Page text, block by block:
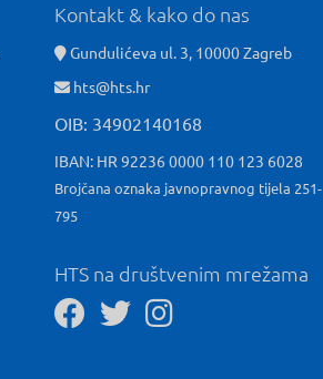
Kontakt & kako do nas
Gundulićeva ul. 3, 10000 Zagreb
hts@hts.hr
OIB: 34902140168
IBAN: HR 92236 0000 110 123 6028
Brojčana oznaka javnopravnog tijela 251-
795
HTS na društvenim mrežama